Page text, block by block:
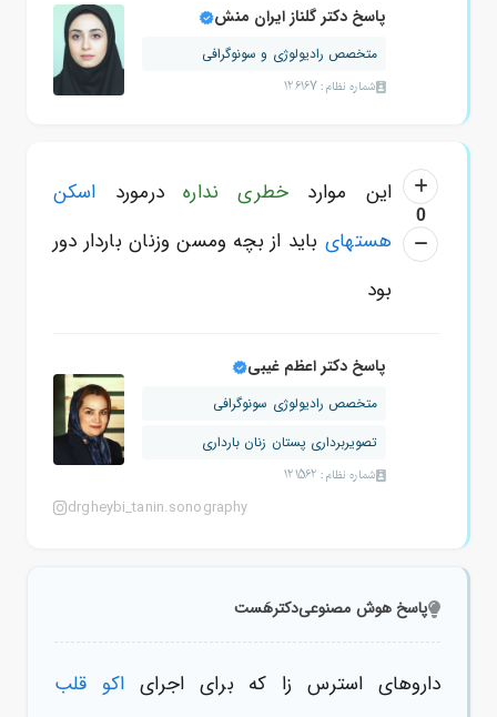
پاسخ دکتر گلناز ایران منش
متخصص رادیولوژی و سونوگرافی
شماره نظام: 126167
0
این موارد خطری ندارهدرمورد اسکن
هستهایباید از بچه ومسن وزنان باردار دور
بود
پاسخ دکتر اعظم غیبی
متخصص رادیولوژی سونوگرافی
تصویربرداری پستان زنان بارداری
شماره نظام: 121562
drgheybi_tanin.sonography
پاسخ هوش مصنوعیدکترهَست
داروهای استرس زا که برای اجرای اکو قلب